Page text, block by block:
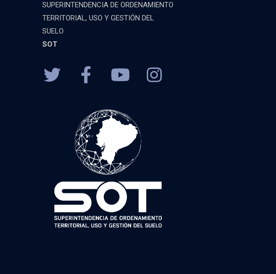
SUPERINTENDENCIA DE ORDENAMIENTO
TERRITORIAL, USO Y GESTIÓN DEL
SUELO
SOT